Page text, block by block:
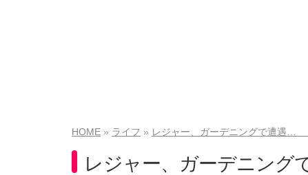
HOME ライフ レジャー、ガーデニングで遭遇…
レジャー、ガーデニン